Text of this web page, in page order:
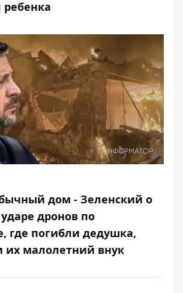
дом - Зеленский о
дронов по
где погибли дедушка,
их малолетний внук